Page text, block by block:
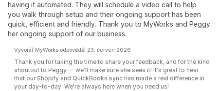
having it automated. They will schedule a video call to help
you walk through setup and their ongoing support has been
quick, efficient and friendly. Thank you to MyWorks and Peggy
her ongoing support of our business.
Vývojář MyWorks odpověděl 23. červen 2026
Thank you for taking the time to share your feedback, and for the kind
shoutout to Peggy — we'll make sure she sees it! It's great to hear
that our Shopify and QuickBooks sync has made a real difference in
your day-to-day. We're always here when you need us!